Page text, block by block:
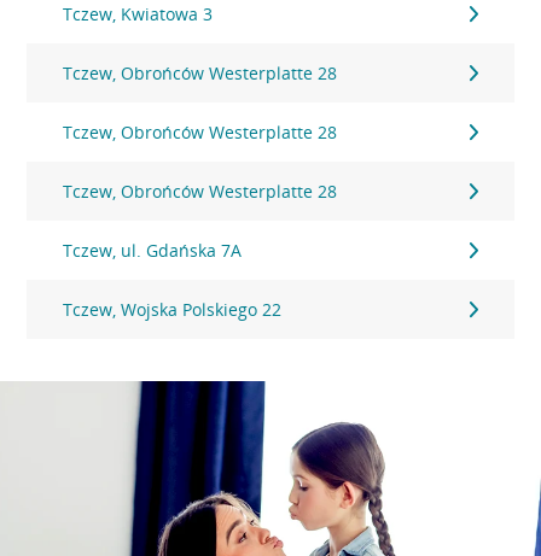
Tczew, Kwiatowa 3
Tczew, Obrońców Westerplatte 28
Tczew, Obrońców Westerplatte 28
Tczew, Obrońców Westerplatte 28
Tczew, ul. Gdańska 7A
Tczew, Wojska Polskiego 22